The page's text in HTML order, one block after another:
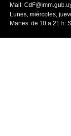
Mail:
Lunes, miércoles,
Martes: de 10 a 21 h.